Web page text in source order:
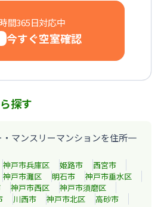
間365日対応中
今すぐ空室確認
探す
マンスリーマンションを住所一
神戸市兵庫区 姫路市
西宮市
神戸市灘区 明石市
神戸市垂水区
神戸市西区
神戸市須磨区
川西市 神戸市北区 高砂市